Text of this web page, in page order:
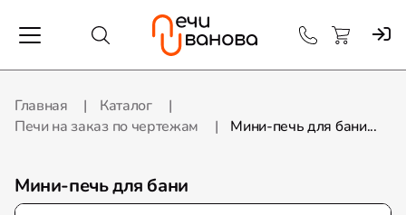
Главная
Каталог
Печи на заказ по чертежам
Мини-печь для бани...
Мини-печь для бани